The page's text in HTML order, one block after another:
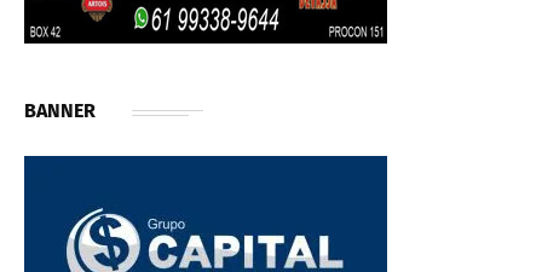
BANNER